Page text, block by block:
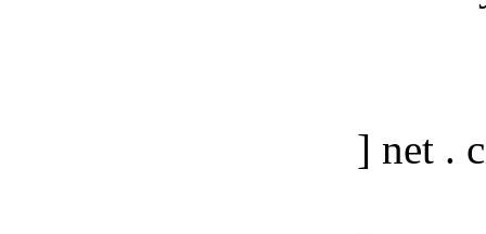
] net .